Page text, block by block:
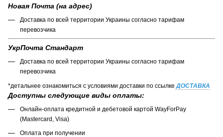
Новая Почта (на адрес)
Доставка по всей территории Украины согласно тарифам
перевозчика
УкрПочта Стандарт
Доставка по всей территории Украины согласно тарифам
перевозчика
*детальнее ознакомиться с условиями доставки по ссылке ДОСТАВКА
Доступны следующие виды оплаты:
Онлайн-оплата кредитной и дебетовой картой WayForPay
(Mastercard, Visa)
Оплата при получении